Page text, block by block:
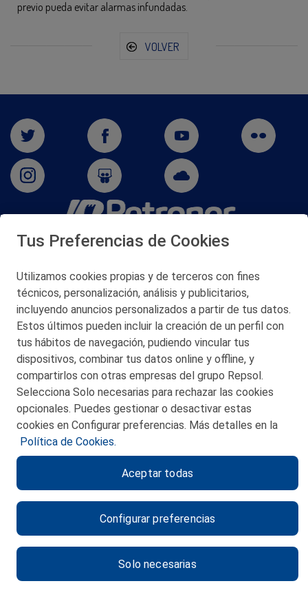
previo pueda evitar alarmas infundadas.
VOLVER
San Martín 5-Edificio Muñatones,
© 2026 Petronor S.A.
CONTACTO
MAPA WEB
POLITICA DE PRIVACIDAD
POLITICA DE COOKIES
CANAL DE ÉTICA
Tus Preferencias de Cookies
Utilizamos cookies propias y de terceros con fines
técnicos, personalización, análisis y publicitarios,
incluyendo anuncios personalizados a partir de tus datos.
Estos últimos pueden incluir la creación de un perfil con
tus hábitos de navegación, pudiendo vincular tus
dispositivos, combinar tus datos online y offline, y
compartirlos con otras empresas del grupo Repsol.
Selecciona Solo necesarias para rechazar las cookies
opcionales. Puedes gestionar o desactivar estas
cookies en Configurar preferencias. Más detalles en la
Política de Cookies.
Configurar preferencias
Solo necesarias
Aceptar todas